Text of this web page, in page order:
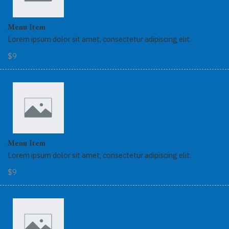
Menu Item
Lorem ipsum dolor sit amet, consectetur adipiscing elit.
$9
Menu Item
Lorem ipsum dolor sit amet, consectetur adipiscing elit.
$9